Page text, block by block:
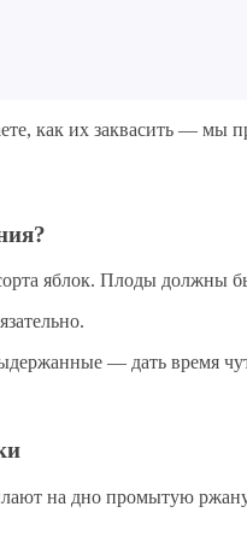
как их заквасить — мы
яблок. Плоды должны
— дать время
на дно промытую